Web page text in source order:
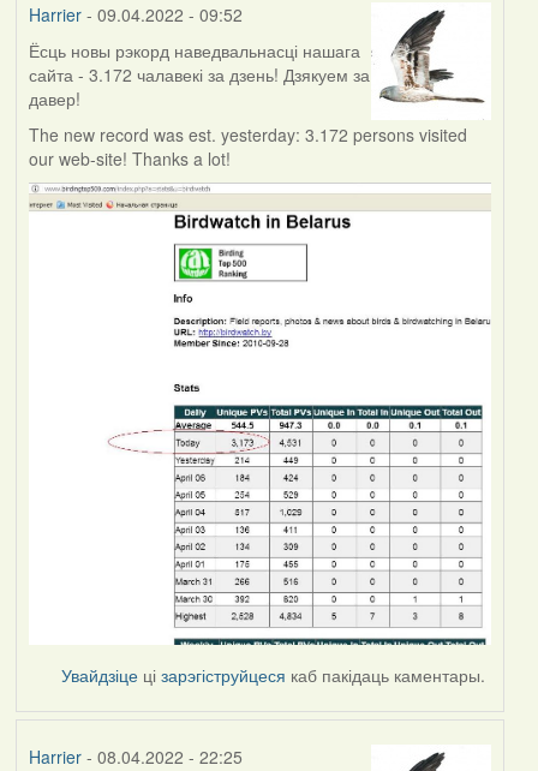
Harrier- 09.04.2022 - 09:52
Ёсць новы рэкорд наведвальнасці нашага
сайта - 3.172 чалавекі за дзень! Дзякуем за
давер!
The new record was est. yesterday: 3.172 persons visited
our web-site! Thanks a lot!
Увайдзіце цізарэгіструйцеся каб пакідаць каментары.
Harrier- 08.04.2022 - 22:25